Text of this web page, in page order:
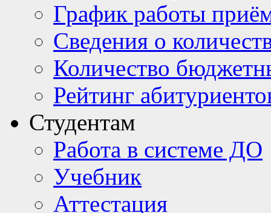
График работы
Сведения о
Количество
Рейтинг
Студентам
Работа в системе ДО
Учебник
Аттестация